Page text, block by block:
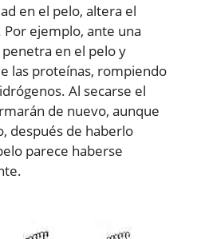
en el pelo, altera el
ejemplo, ante una
en el pelo y
las proteínas, rompiendo
Al secarse el
de nuevo, aunque
después de haberlo
parece haberse